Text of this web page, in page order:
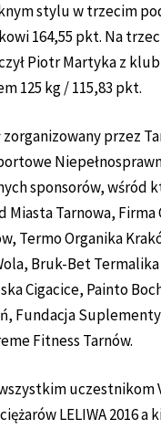
stylu w trzecim
164,55 pkt. Na
Piotr Martyka z
125 kg / 115,83 pkt.
zorganizowany przez
sponsorów, wśród
Miasta Tarnowa,
Termo Organika
Bruk-Bet
Cigacice, Painto
Fundacja
Fitness Tarnów.
uczestnikom
LELIWA 2016 a